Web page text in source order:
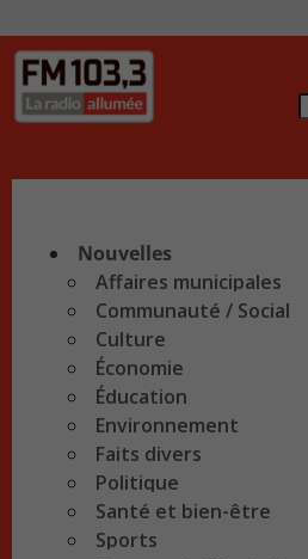
Nouvelles
Affaires municipales
Communauté / Social
Culture
Économie
Éducation
Environnement
Faits divers
Politique
Santé et bien-être
Sports